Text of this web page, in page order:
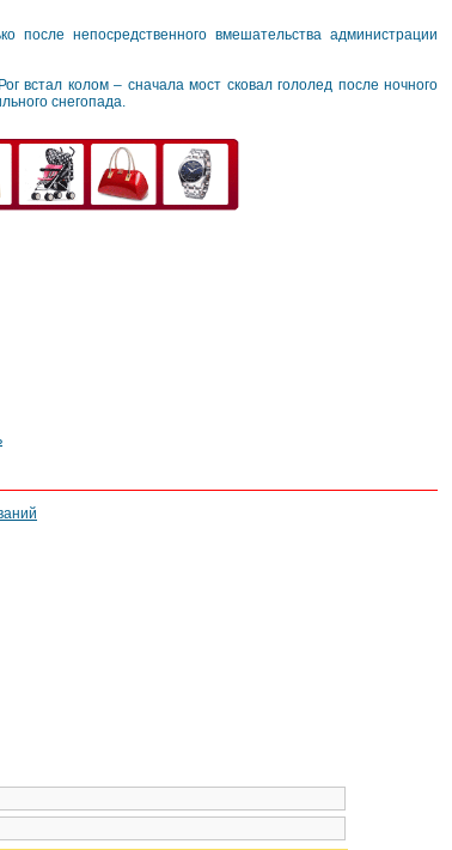
после непосредственного вмешательства администрации
встал колом – сначала мост сковал гололед после ночного
снегопада.